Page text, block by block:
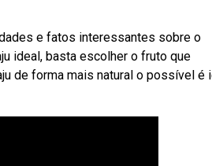
e fatos interessantes sobre o
ideal, basta escolher o fruto que
de forma mais natural o possível é